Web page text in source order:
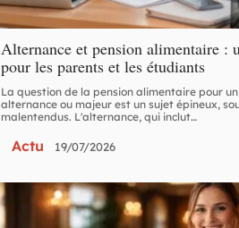
Alternance et pension alimentaire :
pour les parents et les étudiants
La question de la pension alimentaire pour
alternance ou majeur est un sujet épineux,
malentendus. L'alternance, qui inclut…
Actu 19/07/2026